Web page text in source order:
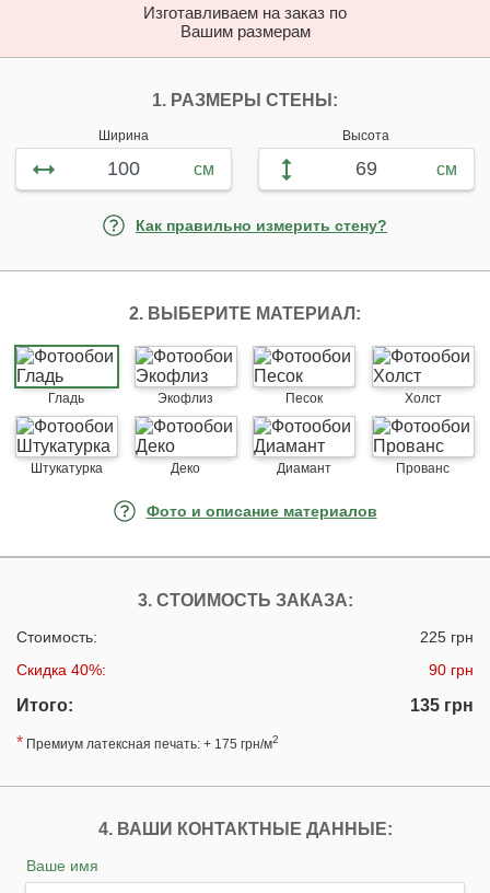
Изготавливаем на заказ по
Вашим размерам
1. РАЗМЕРЫ СТЕНЫ:
Ширина
см
Высота
см
Как правильно измерить стену?
2. ВЫБЕРИТЕ МАТЕРИАЛ:
Гладь Экофлиз Песок Холст
Штукатурка Деко Диамант Прованс
Фото и описание материалов
3. СТОИМОСТЬ ЗАКАЗА:
Стоимость:
225 грн
Скидка 40%:
90 грн
Итого:
135 грн
* Премиум латексная печать: + 175 грн/м2
4. ВАШИ КОНТАКТНЫЕ ДАННЫЕ:
Ваше имя